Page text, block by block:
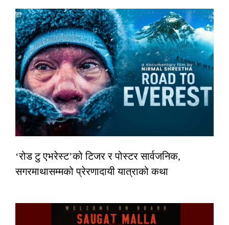
‘रोड टु एभरेस्ट’को टिजर र पोस्टर सार्वजनिक,
सगरमाथासम्मको प्रेरणादायी यात्राको कथा